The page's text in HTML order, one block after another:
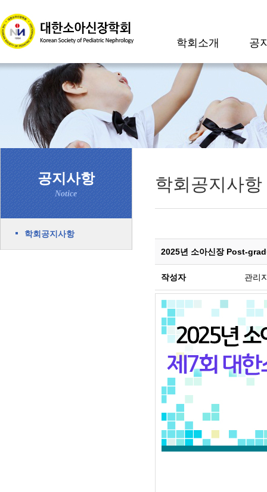
학회소개 공
공지사항
Notice
학회공지사항
학회공지사항
2025년 소아신장 Post-
작성자 관리